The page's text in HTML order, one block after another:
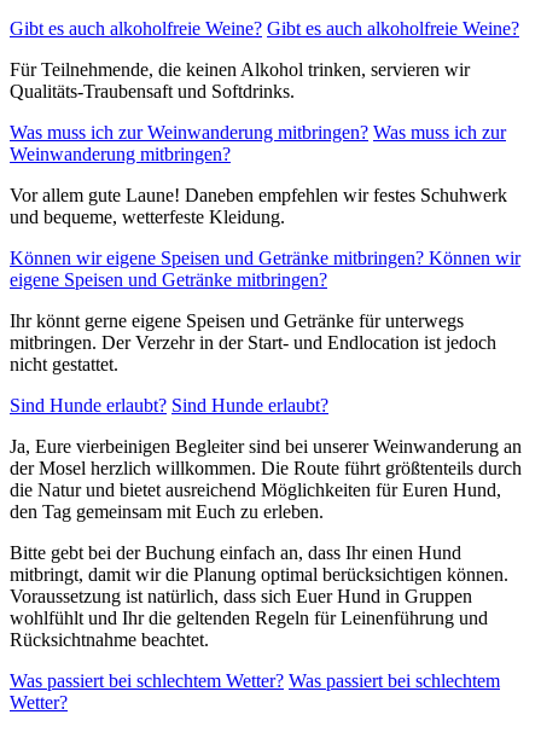
Gibt es auch alkoholfreie Weine? Gibt es auch alkoholfreie Weine?
Für Teilnehmende, die keinen Alkohol trinken, servieren wir
Qualitäts-Traubensaft und Softdrinks.
Was muss ich zur Weinwanderung mitbringen? Was muss ich zur
Weinwanderung mitbringen?
Vor allem gute Laune! Daneben empfehlen wir festes Schuhwerk
und bequeme, wetterfeste Kleidung.
Können wir eigene Speisen und Getränke mitbringen? Können wir
eigene Speisen und Getränke mitbringen?
Ihr könnt gerne eigene Speisen und Getränke für unterwegs
mitbringen. Der Verzehr in der Start- und Endlocation ist jedoch
nicht gestattet.
Sind Hunde erlaubt? Sind Hunde erlaubt?
Ja, Eure vierbeinigen Begleiter sind bei unserer Weinwanderung an
der Mosel herzlich willkommen. Die Route führt größtenteils durch
die Natur und bietet ausreichend Möglichkeiten für Euren Hund,
den Tag gemeinsam mit Euch zu erleben.
Bitte gebt bei der Buchung einfach an, dass Ihr einen Hund
mitbringt, damit wir die Planung optimal berücksichtigen können.
Voraussetzung ist natürlich, dass sich Euer Hund in Gruppen
wohlfühlt und Ihr die geltenden Regeln für Leinenführung und
Rücksichtnahme beachtet.
Was passiert bei schlechtem Wetter? Was passiert bei schlechtem
Wetter?